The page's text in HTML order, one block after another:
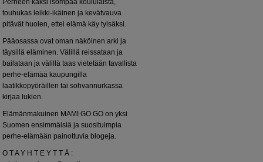
touhukas leikki-ikäinen ja kevätvauva
pitävät huolen, ettei elämä käy tylsäksi.
Pääosassa ovat oman näköinen arki ja
täysillä eläminen. Välillä reissataan ja
bailataan ja välillä taas vietetään tavallista
perhe-elämää kaupungilla
laatikkopyöräillen tai sohvannurkassa
kirjaa lukien.
Elämänmakuinen MAMI GO GO on yksi
Suomen ensimmäisiä ja suosituimpia
perhe-elämään painottuvia blogeja.
O T A Y H T E Y T T Ä :